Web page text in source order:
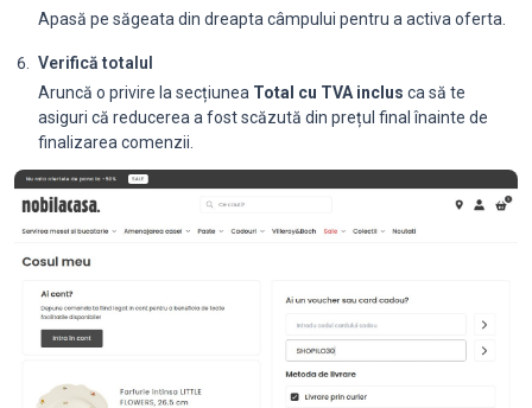
Apasă pe săgeata din dreapta câmpului pentru a activa oferta.
Verifică totalul
Aruncă o privire la secțiunea Total cu TVA inclus ca să te
asiguri că reducerea a fost scăzută din prețul final înainte de
finalizarea comenzii.